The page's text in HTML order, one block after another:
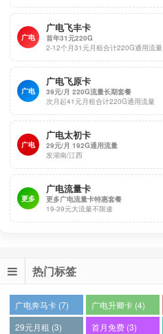
广电
广电飞丰卡
首年31元220G
2-12个月31元月租合计220G通用流量
广电
广电飞原卡
39元/月 220G流量长期套餐
次月起41元月租合计220G通用流量
广电
广电太初卡
29元/月 192G通用流量
发湖南/江西
更多
广电流量卡
更多广电流量卡特惠套餐
19-39元大流量不限速
热门标签
广电奔马卡 (7) 广电升卿卡 (4)
29元月租 (3)
首月免费 (3)